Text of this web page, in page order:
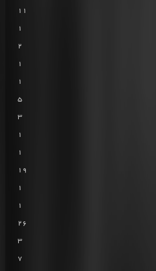
11
1
2
1
1
5
3
1
1
19
1
1
26
3
7